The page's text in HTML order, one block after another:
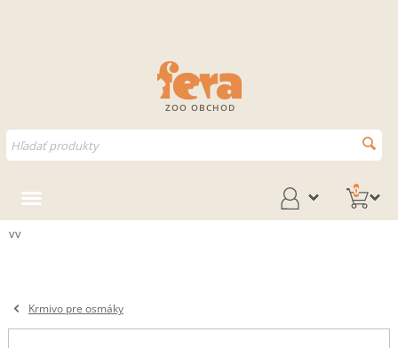
ZOO OBCHOD
0
vv
Krmivo pre osmáky